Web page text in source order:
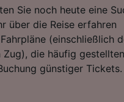
Sie noch heute eine
über die Reise erfahren
(einschließlich
die häufig gestellten
günstiger Tickets.